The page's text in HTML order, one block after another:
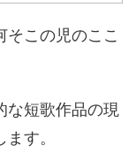
この児のここ
な短歌作品の現
す。